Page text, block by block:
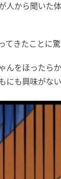
人から聞いた
てきたことに驚
ゃんをほったら
にも興味がな